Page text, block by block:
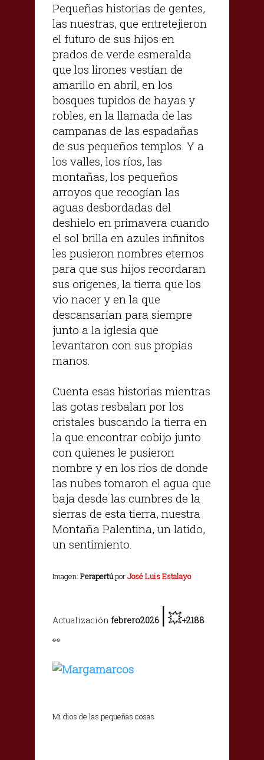
Pequeñas historias de gentes,
las nuestras, que entretejieron
el futuro de sus hijos en
prados de verde esmeralda
que los lirones vestían de
amarillo en abril, en los
bosques tupidos de hayas y
robles, en la llamada de las
campanas de las espadañas
de sus pequeños templos. Y a
los valles, los ríos, las
montañas, los pequeños
arroyos que recogían las
aguas desbordadas del
deshielo en primavera cuando
el sol brilla en azules infinitos
les pusieron nombres eternos
para que sus hijos recordaran
sus orígenes, la tierra que los
vio nacer y en la que
descansarían para siempre
junto a la iglesia que
levantaron con sus propias
manos.
Cuenta esas historias mientras
las gotas resbalan por los
cristales buscando la tierra en
la que encontrar cobijo junto
con quienes le pusieron
nombre y en los ríos de donde
las nubes tomaron el agua que
baja desde las cumbres de la
sierras de esta tierra, nuestra
Montaña Palentina, un latido,
un sentimiento.
Imagen: PerapertúporJosé Luis Estalayo
Actualización febrero2026 |💥+2188
👀
Mi dios de las pequeñas cosas